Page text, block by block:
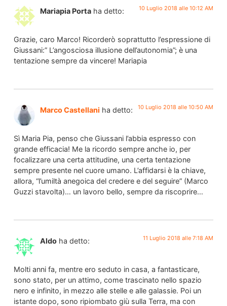
Mariapia Porta ha detto: 10 Luglio 2018 alle 10:12 AM
Grazie, caro Marco! Ricorderò soprattutto l’espressione di
Giussani:” L’angosciosa illusione dell’autonomia”; è una
tentazione sempre da vincere! Mariapia
Marco Castellani ha detto: 10 Luglio 2018 alle 10:50 AM
Sì Maria Pia, penso che Giussani l’abbia espresso con
grande efficacia! Me la ricordo sempre anche io, per
focalizzare una certa attitudine, una certa tentazione
sempre presente nel cuore umano. L’affidarsi è la chiave,
allora, “l’umiltà anegoica del credere e del seguire” (Marco
Guzzi stavolta)… un lavoro bello, sempre da riscoprire…
Aldo ha detto: 11 Luglio 2018 alle 7:18 AM
Molti anni fa, mentre ero seduto in casa, a fantasticare,
sono stato, per un attimo, come trascinato nello spazio
nero e infinito, in mezzo alle stelle e alle galassie. Poi un
istante dopo, sono ripiombato giù sulla Terra, ma con